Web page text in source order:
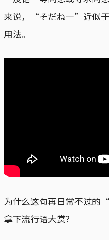
来说，“そだね—”近似
用法。
为什么这句再日常不过
拿下流行语大赏？